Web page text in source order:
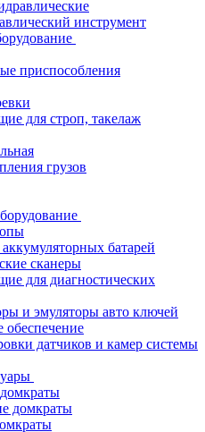
инструмент
приспособления
для строп, такелаж
грузов
батарей
сканеры
для диагностических
и эмуляторы авто ключей
датчиков и камер системы
домкраты